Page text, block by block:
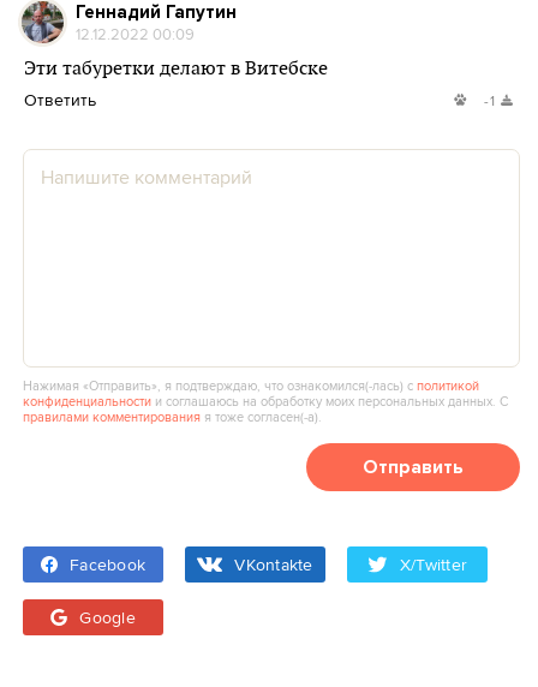
Геннадий Гапутин
12.12.2022 00:09
Эти табуретки делают в Витебске
Ответить -1
Нажимая «Отправить», я подтверждаю, что ознакомился(‑лась) сполитикой
конфиденциальности и соглашаюсь на обработку моих персональных данных. С
правилами комментирования я тоже согласен(‑а).
Отправить
Facebook VKontakte X/Twitter
Google